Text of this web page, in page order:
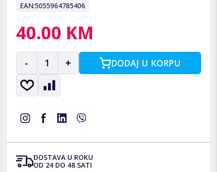
EAN:5055964785406
40.00 KM
- 1 + DODAJ U KORPU
DOSTAVA U ROKU
OD 24 DO 48 SATI